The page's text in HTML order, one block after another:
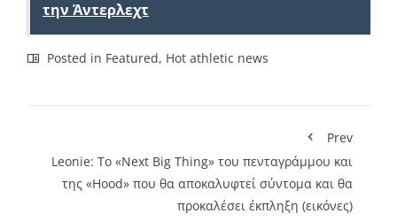
την Άντερλεχτ
Posted in Featured, Hot athletic news
Prev
Leonie: Το «Next Big Thing» του πενταγράμμου και
της «Hood» που θα αποκαλυφτεί σύντομα και θα
προκαλέσει έκπληξη (εικόνες)